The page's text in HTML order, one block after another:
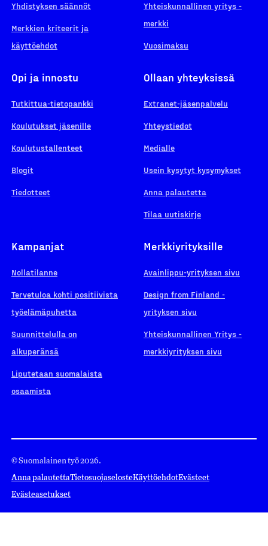
Yhdistyksen säännöt
Merkkien kriteerit ja
käyttöehdot
Yhteiskunnallinen yritys -
merkki
Vuosimaksu
Opi ja innostu
Tutkittua-tietopankki
Koulutukset jäsenille
Koulutustallenteet
Blogit
Tiedotteet
Ollaan yhteyksissä
Extranet-jäsenpalvelu
Yhteystiedot
Medialle
Usein kysytyt kysymykset
Anna palautetta
Tilaa uutiskirje
Kampanjat
Nollatilanne
Tervetuloa kohti positiivista
työelämäpuhetta
Suunnittelulla on
alkuperänsä
Liputetaan suomalaista
osaamista
Merkkiyrityksille
Avainlippu-yrityksen sivu
Design from Finland -
yrityksen sivu
Yhteiskunnallinen Yritys -
merkkiyrityksen sivu
© Suomalainen työ 2026.
Anna palautettaTietosuojaselosteKäyttöehdotEvästeet
Evästeasetukset